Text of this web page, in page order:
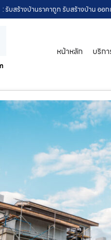
: รับสร้างบ้านราคาถูก รับสร้างบ้าน ออ
หน้าหลัก บริกา